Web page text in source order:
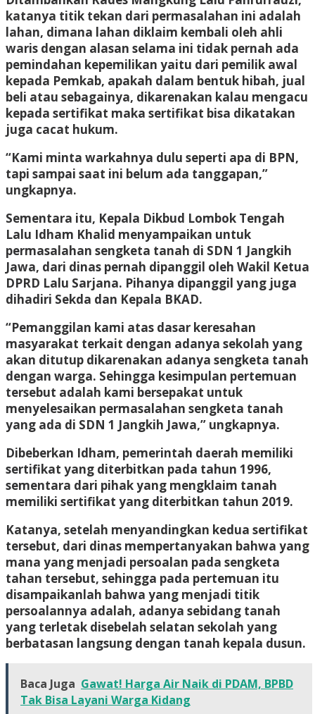
katanya titik tekan dari permasalahan ini adalah
lahan, dimana lahan diklaim kembali oleh ahli
waris dengan alasan selama ini tidak pernah ada
pemindahan kepemilikan yaitu dari pemilik awal
kepada Pemkab, apakah dalam bentuk hibah, jual
beli atau sebagainya, dikarenakan kalau mengacu
kepada sertifikat maka sertifikat bisa dikatakan
juga cacat hukum.
“Kami minta warkahnya dulu seperti apa di BPN,
tapi sampai saat ini belum ada tanggapan,”
ungkapnya.
Sementara itu, Kepala Dikbud Lombok Tengah
Lalu Idham Khalid menyampaikan untuk
permasalahan sengketa tanah di SDN 1 Jangkih
Jawa, dari dinas pernah dipanggil oleh Wakil Ketua
DPRD Lalu Sarjana. Pihanya dipanggil yang juga
dihadiri Sekda dan Kepala BKAD.
“Pemanggilan kami atas dasar keresahan
masyarakat terkait dengan adanya sekolah yang
akan ditutup dikarenakan adanya sengketa tanah
dengan warga. Sehingga kesimpulan pertemuan
tersebut adalah kami bersepakat untuk
menyelesaikan permasalahan sengketa tanah
yang ada di SDN 1 Jangkih Jawa,” ungkapnya.
Dibeberkan Idham, pemerintah daerah memiliki
sertifikat yang diterbitkan pada tahun 1996,
sementara dari pihak yang mengklaim tanah
memiliki sertifikat yang diterbitkan tahun 2019.
Katanya, setelah menyandingkan kedua sertifikat
tersebut, dari dinas mempertanyakan bahwa yang
mana yang menjadi persoalan pada sengketa
tahan tersebut, sehingga pada pertemuan itu
disampaikanlah bahwa yang menjadi titik
persoalannya adalah, adanya sebidang tanah
yang terletak disebelah selatan sekolah yang
berbatasan langsung dengan tanah kepala dusun.
Baca Juga Gawat! Harga Air Naik di PDAM, BPBD
Tak Bisa Layani Warga Kidang